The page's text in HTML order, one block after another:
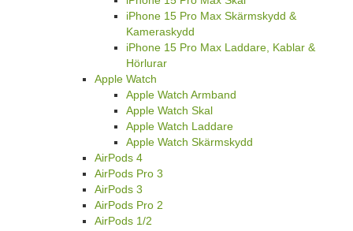
iPhone 15 Pro Max Skärmskydd &
Kameraskydd
iPhone 15 Pro Max Laddare, Kablar &
Hörlurar
Apple Watch
Apple Watch Armband
Apple Watch Skal
Apple Watch Laddare
Apple Watch Skärmskydd
AirPods 4
AirPods Pro 3
AirPods 3
AirPods Pro 2
AirPods 1/2